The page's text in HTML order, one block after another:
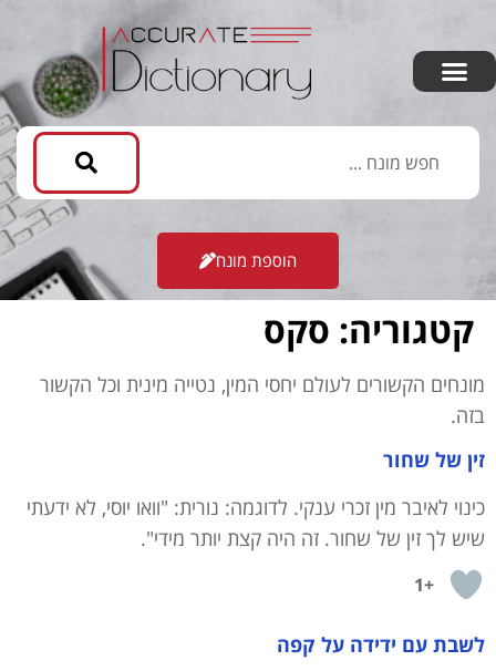
הוספת מונח
קטגוריה: סקס
מונחים הקשורים לעולם יחסי המין, נטייה מינית וכל הקשור
בזה.
זין של שחור
כינוי לאיבר מין זכרי ענקי. לדוגמה: נורית: "וואו יוסי, לא ידעתי
שיש לך זין של שחור. זה היה קצת יותר מידי".
+1
לשבת עם ידידה על קפה